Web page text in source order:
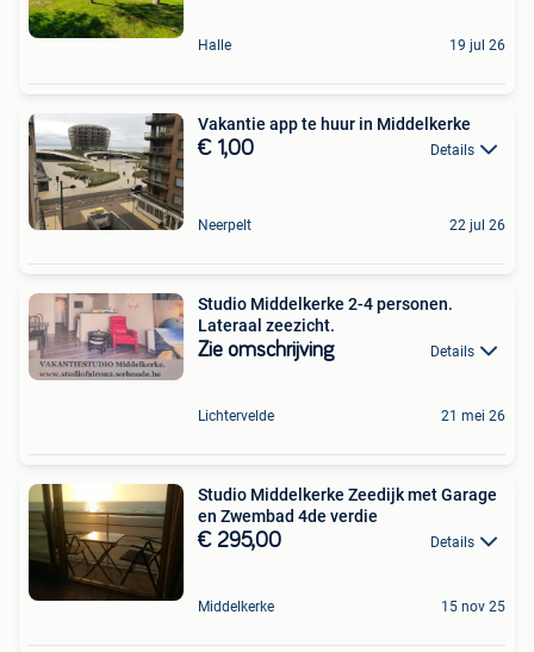
Halle 19 jul 26
Vakantie app te huur in Middelkerke
€ 1,00 Details
Neerpelt 22 jul 26
Studio Middelkerke 2-4 personen.
Lateraal zeezicht.
Zie omschrijving Details
Lichtervelde 21 mei 26
Studio Middelkerke Zeedijk met Garage
en Zwembad 4de verdie
€ 295,00 Details
Middelkerke 15 nov 25